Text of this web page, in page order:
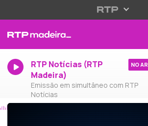
RTP Notícias (RTP
Madeira)
Emissão em simultâneo com RTP
Notícias
NO AR